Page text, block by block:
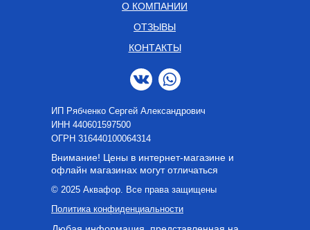
© 2025 Аквафор. Все права защищены
Политика конфиденциальности
О КОМПАНИИ
КОНТАКТЫ
Внимание! Цены в интернет-магазине и
офлайн магазинах могут отличаться
ОТЗЫВЫ
ИП Рябченко Сергей Александрович
ИНН 440601597500
OГРН 316440100064314